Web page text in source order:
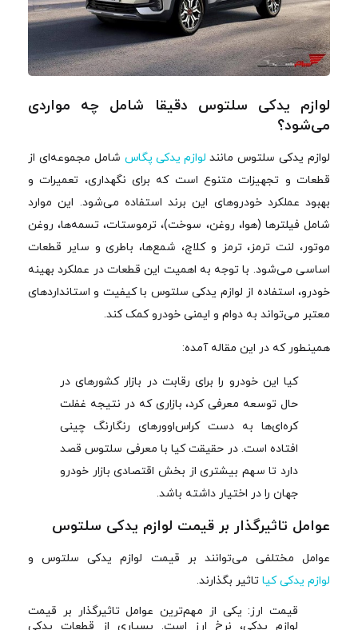
لوازم یدکی سلتوس دقیقا شامل چه مواردی
می‌شود؟
لوازم یدکی سلتوس مانند لوازم یدکی پگاس شامل مجموعه‌ای از
قطعات و تجهیزات متنوع است که برای نگهداری، تعمیرات و
بهبود عملکرد خودروهای این برند استفاده می‌شود. این موارد
شامل فیلترها (هوا، روغن، سوخت)، ترموستات، تسمه‌ها، روغن
موتور، لنت ترمز، ترمز و کلاچ، شمع‌ها، باطری و سایر قطعات
اساسی می‌شود. با توجه به اهمیت این قطعات در عملکرد بهینه
خودرو، استفاده از لوازم یدکی سلتوس با کیفیت و استانداردهای
معتبر می‌تواند به دوام و ایمنی خودرو کمک کند.
همینطور که در این مقاله آمده:
کیا این خودرو را برای رقابت در بازار کشورهای در
حال توسعه معرفی کرد، بازاری که در نتیجه غفلت
کره‌ای‌ها به دست کراس‌اوورهای رنگارنگ چینی
افتاده است. در حقیقت کیا با معرفی سلتوس قصد
دارد تا سهم بیشتری از بخش اقتصادی بازار خودرو
جهان را در اختیار داشته باشد.
عوامل تاثیرگذار بر قیمت لوازم یدکی سلتوس
عوامل مختلفی می‌توانند بر قیمت لوازم یدکی سلتوس و
لوازم یدکی کیا تاثیر بگذارند.
قیمت ارز: یکی از مهم‌ترین عوامل تاثیرگذار بر قیمت
لوازم یدکی، نرخ ارز است. بسیاری از قطعات یدکی